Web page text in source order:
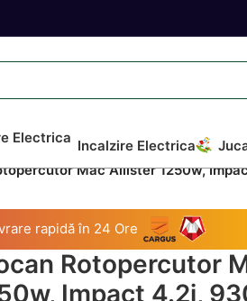
Incalzire Electrica
Mac Allister 1250w,
rapidă în 24 Ore
Rotopercutor
Impact 4.2j,